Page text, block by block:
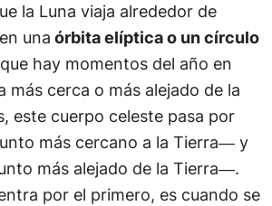
la Luna viaja alrededor de
una órbita elíptica o un círculo
hay momentos del año en
más cerca o más alejado de la
este cuerpo celeste pasa por
más cercano a la Tierra― y
más alejado de la Tierra―.
por el primero, es cuando se